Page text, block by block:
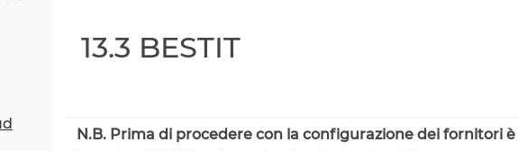
13.3 BESTIT
N.B. Prima di procedere con la configurazione dei fornitori